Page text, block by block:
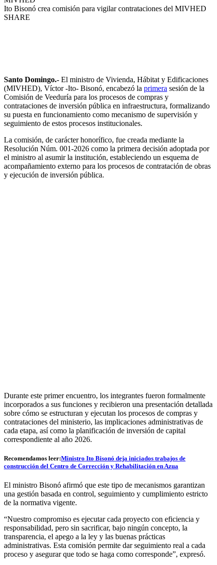
Ito Bisonó crea comisión para vigilar contrataciones del MIVHED
SHARE
Santo Domingo.- El ministro de Vivienda, Hábitat y Edificaciones
(MIVHED), Víctor -Ito- Bisonó, encabezó la primera sesión de la
Comisión de Veeduría para los procesos de compras y
contrataciones de inversión pública en infraestructura, formalizando
su puesta en funcionamiento como mecanismo de supervisión y
seguimiento de estos procesos institucionales.
La comisión, de carácter honorífico, fue creada mediante la
Resolución Núm. 001-2026 como la primera decisión adoptada por
el ministro al asumir la institución, estableciendo un esquema de
acompañamiento externo para los procesos de contratación de obras
y ejecución de inversión pública.
Durante este primer encuentro, los integrantes fueron formalmente
incorporados a sus funciones y recibieron una presentación detallada
sobre cómo se estructuran y ejecutan los procesos de compras y
contrataciones del ministerio, las implicaciones administrativas de
cada etapa, así como la planificación de inversión de capital
correspondiente al año 2026.
Recomendamos leer:Ministro Ito Bisonó deja iniciados trabajos de
construcción del Centro de Corrección y Rehabilitación en Azua
El ministro Bisonó afirmó que este tipo de mecanismos garantizan
una gestión basada en control, seguimiento y cumplimiento estricto
de la normativa vigente.
“Nuestro compromiso es ejecutar cada proyecto con eficiencia y
responsabilidad, pero sin sacrificar, bajo ningún concepto, la
transparencia, el apego a la ley y las buenas prácticas
administrativas. Esta comisión permite dar seguimiento real a cada
proceso y asegurar que todo se haga como corresponde”, expresó.